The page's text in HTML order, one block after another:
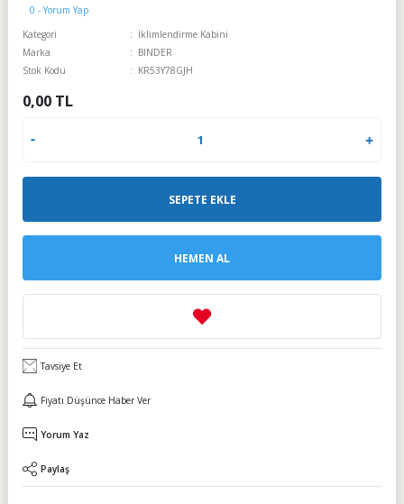
0 - Yorum Yap
Kategori
İklimlendirme Kabini
Marka
BINDER
Stok Kodu
KR53Y78GJH
0,00 TL
SEPETE EKLE
HEMEN AL
Tavsiye Et
Fiyatı Düşünce Haber Ver
Yorum Yaz
Paylaş